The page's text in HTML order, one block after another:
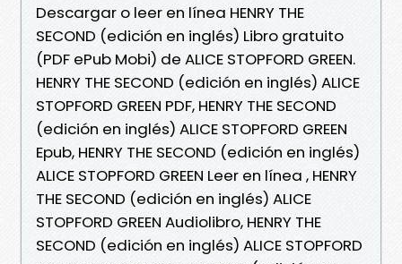
Descargar o leer en línea HENRY THE
SECOND (edición en inglés) Libro gratuito
(PDF ePub Mobi) de ALICE STOPFORD GREEN.
HENRY THE SECOND (edición en inglés) ALICE
STOPFORD GREEN PDF, HENRY THE SECOND
(edición en inglés) ALICE STOPFORD GREEN
Epub, HENRY THE SECOND (edición en inglés)
ALICE STOPFORD GREEN Leer en línea , HENRY
THE SECOND (edición en inglés) ALICE
STOPFORD GREEN Audiolibro, HENRY THE
SECOND (edición en inglés) ALICE STOPFORD